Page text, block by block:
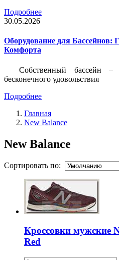
Подробнее
30.05.2026
Оборудование для Бассейнов:
Комфорта
Собственный бассейн
бесконечного удовольствия
Подробнее
Главная
New Balance
New Balance
Сортировать по:
Кроссовки мужские
Red